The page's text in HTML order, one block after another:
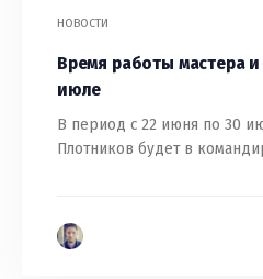
НОВОСТИ
Время работы мастера
июле
В период с 22 июня по 30
Плотников будет в